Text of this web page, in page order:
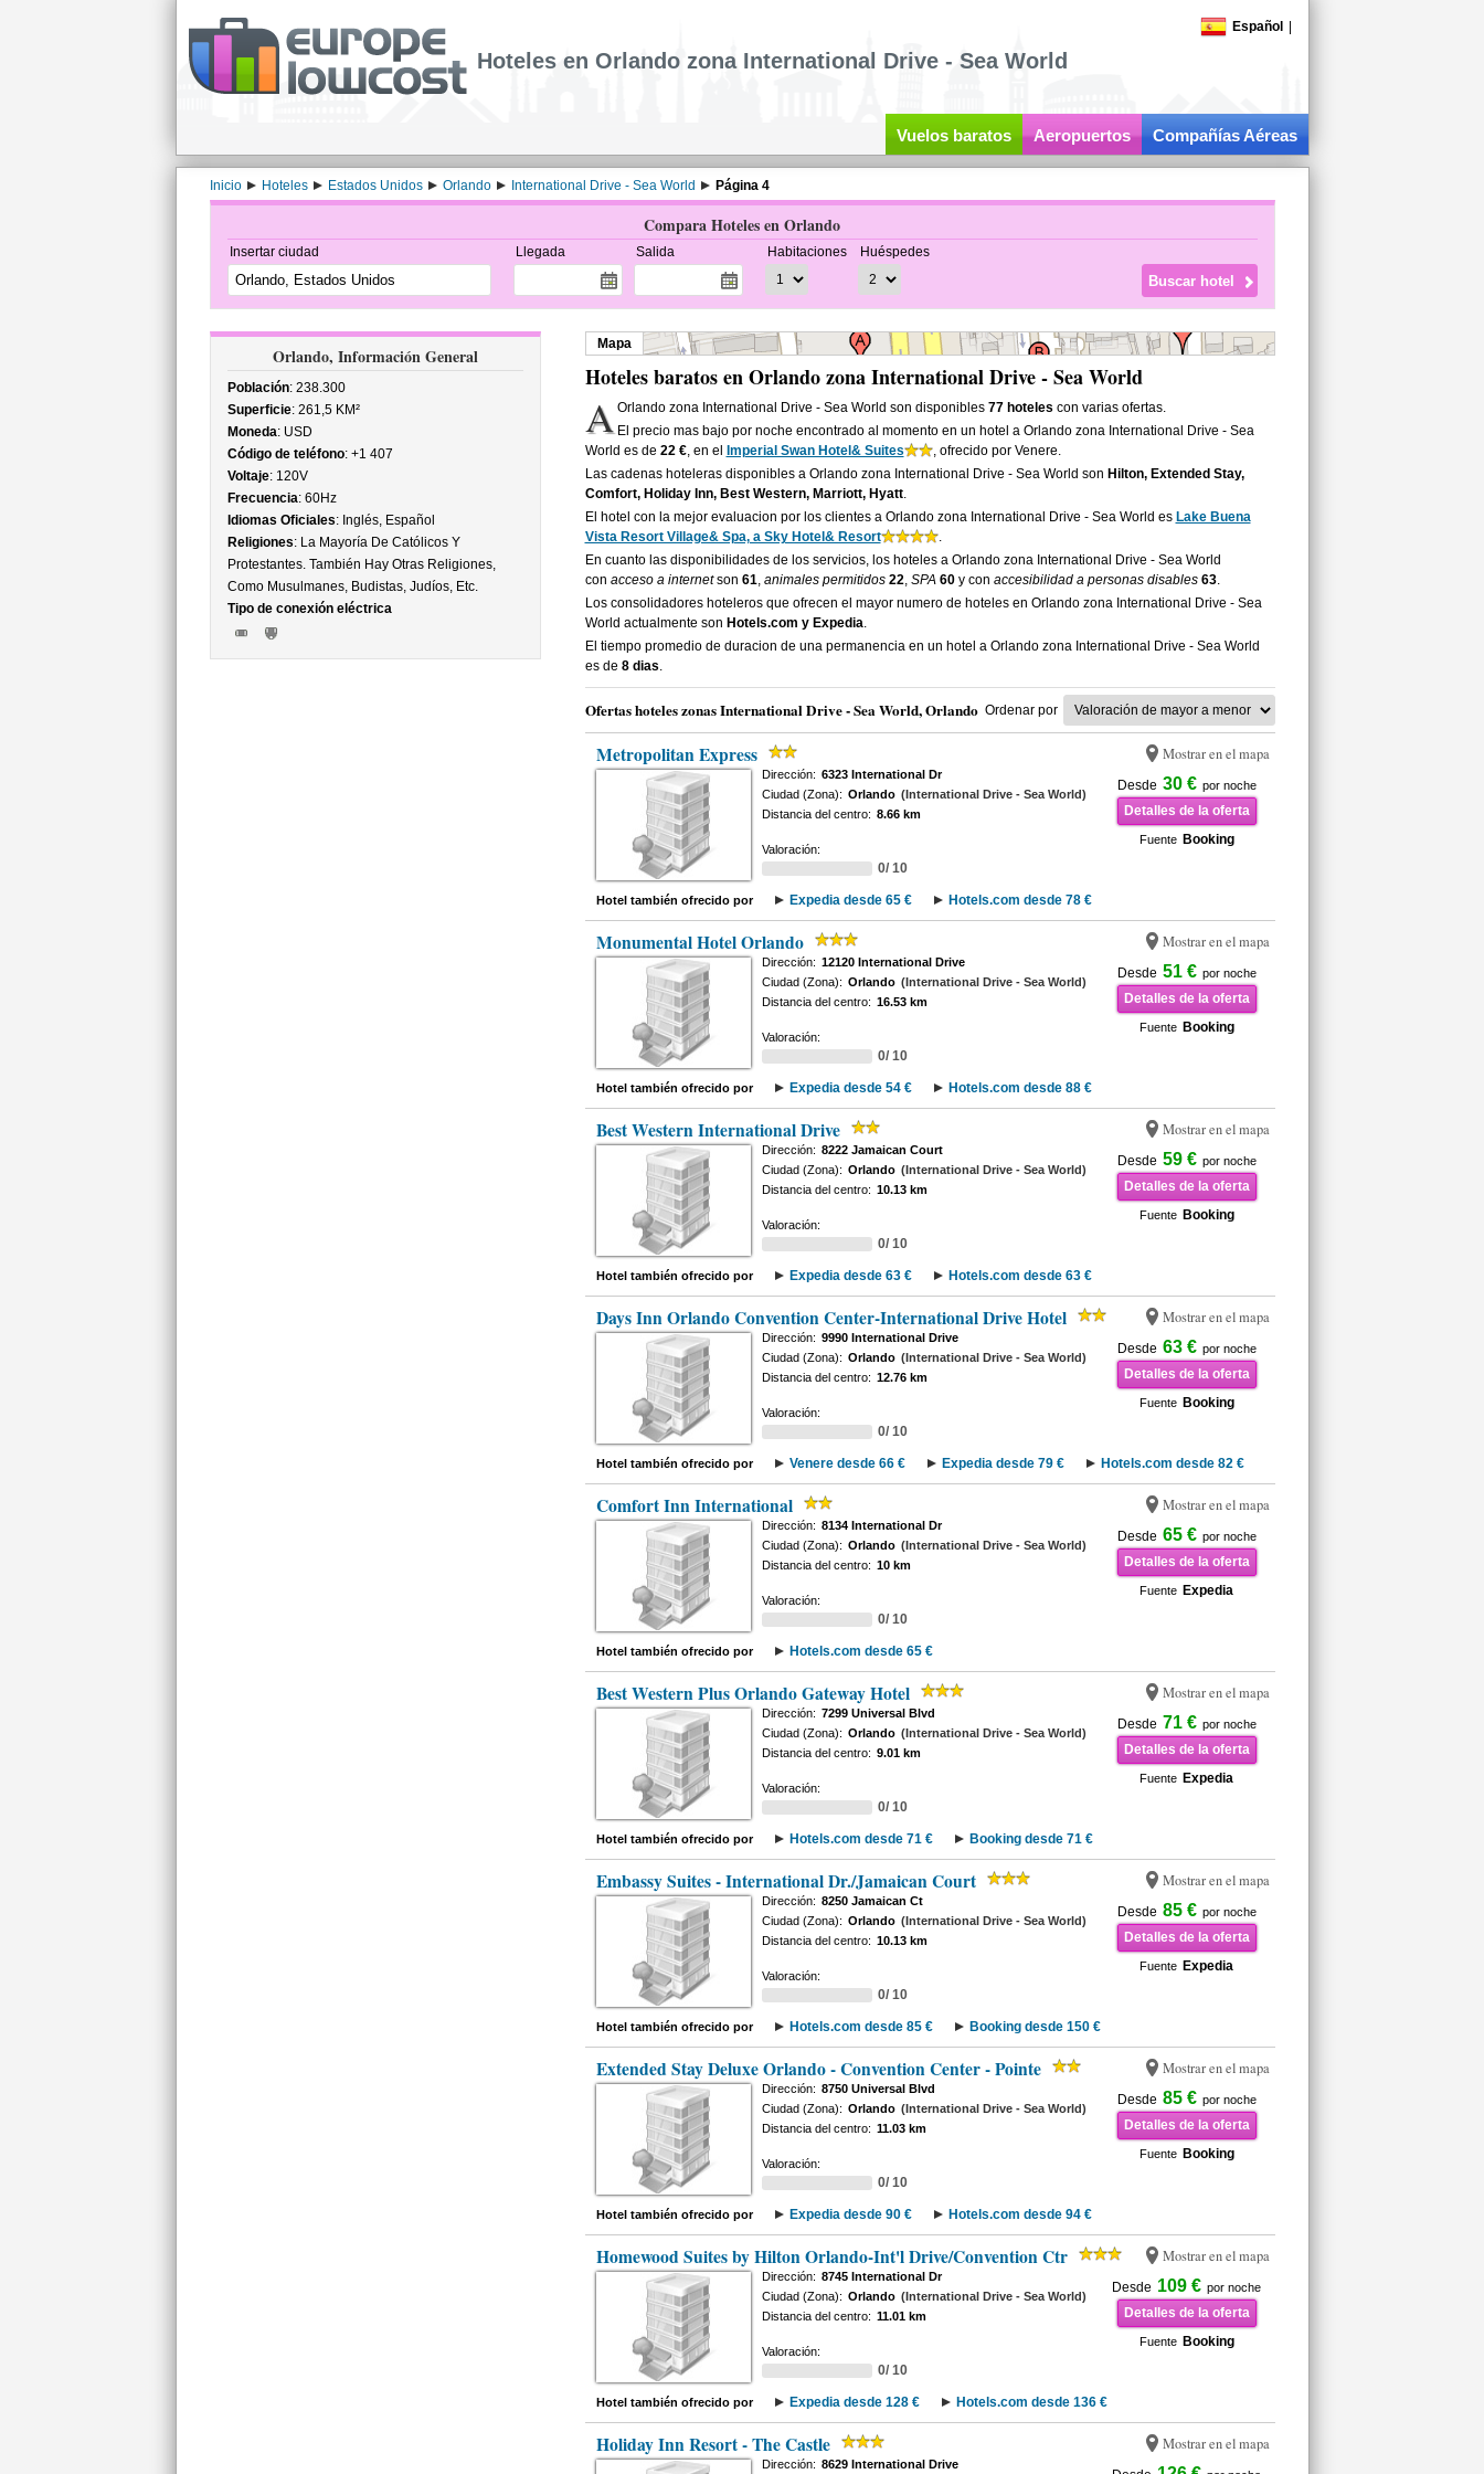
Español
Hoteles en Orlando zona International Drive - Sea World
Vuelos baratos Aeropuertos Compañías Aéreas
Inicio Hoteles Estados Unidos Orlando International Drive - Sea World Página 4
Compara Hoteles en Orlando
Insertar ciudad Llegada Salida Habitaciones Huéspedes
Orlando, Información General
Población: 238.300
Superficie: 261,5 KM²
Moneda: USD
Código de teléfono: +1 407
Voltaje: 120V
Frecuencia: 60Hz
Idiomas Oficiales: Inglés, Español
Religiones: La Mayoría De Católicos Y
Protestantes. También Hay Otras Religiones,
Como Musulmanes, Budistas, Judíos, Etc.
Tipo de conexión eléctrica
Mapa
Hoteles baratos en Orlando zona International Drive - Sea World
A Orlando zona International Drive - Sea World son disponibles77 hoteles con varias ofertas.
El precio mas bajo por noche encontrado al momento en un hotel a Orlando zona International Drive - Sea
World es de 22 €, en el Imperial Swan Hotel& Suites
, ofrecido por Venere.
Las cadenas hoteleras disponibles a Orlando zona International Drive - Sea World son Hilton, Extended Stay,
Comfort, Holiday Inn, Best Western, Marriott, Hyatt.
El hotel con la mejor evaluacion por los clientes a Orlando zona International Drive - Sea World es Lake Buena
Vista Resort Village& Spa, a Sky Hotel& Resort
.
En cuanto las disponibilidades de los servicios, los hoteles a Orlando zona International Drive - Sea World
con acceso a internetson 61, animales permitidos 22, SPA 60y con accesibilidad a personas disables 63.
Los consolidadores hoteleros que ofrecen el mayor numero de hoteles en Orlando zona International Drive - Sea
World actualmente son Hotels.com y Expedia.
El tiempo promedio de duracion de una permanencia en un hotel a Orlando zona International Drive - Sea World
es de 8 dias.
Ofertas hoteles zonas International Drive - Sea World, Orlando Ordenar por
Metropolitan Express Mostrar en el mapa
Desde 30 € por noche
Detalles de la oferta
Fuente Booking
Dirección: 6323 International Dr
Ciudad (Zona): Orlando (International Drive - Sea World)
Distancia del centro: 8.66 km
Valoración:
0/ 10
Hotel también ofrecido por Expedia desde 65 € Hotels.com desde 78 €
Monumental Hotel Orlando Mostrar en el mapa
Desde 51 € por noche
Detalles de la oferta
Fuente Booking
Dirección: 12120 International Drive
Ciudad (Zona): Orlando (International Drive - Sea World)
Distancia del centro: 16.53 km
Valoración:
0/ 10
Hotel también ofrecido por Expedia desde 54 € Hotels.com desde 88 €
Best Western International Drive Mostrar en el mapa
Desde 59 € por noche
Detalles de la oferta
Fuente Booking
Dirección: 8222 Jamaican Court
Ciudad (Zona): Orlando (International Drive - Sea World)
Distancia del centro: 10.13 km
Valoración:
0/ 10
Hotel también ofrecido por Expedia desde 63 € Hotels.com desde 63 €
Days Inn Orlando Convention Center-International Drive Hotel Mostrar en el mapa
Desde 63 € por noche
Detalles de la oferta
Fuente Booking
Dirección: 9990 International Drive
Ciudad (Zona): Orlando (International Drive - Sea World)
Distancia del centro: 12.76 km
Valoración:
0/ 10
Hotel también ofrecido por Venere desde 66 € Expedia desde 79 € Hotels.com desde 82 €
Comfort Inn International Mostrar en el mapa
Desde 65 € por noche
Detalles de la oferta
Fuente Expedia
Dirección: 8134 International Dr
Ciudad (Zona): Orlando (International Drive - Sea World)
Distancia del centro: 10 km
Valoración:
0/ 10
Hotel también ofrecido por Hotels.com desde 65 €
Best Western Plus Orlando Gateway Hotel Mostrar en el mapa
Desde 71 € por noche
Detalles de la oferta
Fuente Expedia
Dirección: 7299 Universal Blvd
Ciudad (Zona): Orlando (International Drive - Sea World)
Distancia del centro: 9.01 km
Valoración:
0/ 10
Hotel también ofrecido por Hotels.com desde 71 € Booking desde 71 €
Embassy Suites - International Dr./Jamaican Court Mostrar en el mapa
Desde 85 € por noche
Detalles de la oferta
Fuente Expedia
Dirección: 8250 Jamaican Ct
Ciudad (Zona): Orlando (International Drive - Sea World)
Distancia del centro: 10.13 km
Valoración:
0/ 10
Hotel también ofrecido por Hotels.com desde 85 € Booking desde 150 €
Extended Stay Deluxe Orlando - Convention Center - Pointe Mostrar en el mapa
Desde 85 € por noche
Detalles de la oferta
Fuente Booking
Dirección: 8750 Universal Blvd
Ciudad (Zona): Orlando (International Drive - Sea World)
Distancia del centro: 11.03 km
Valoración:
0/ 10
Hotel también ofrecido por Expedia desde 90 € Hotels.com desde 94 €
Homewood Suites by Hilton Orlando-Int'l Drive/Convention Ctr Mostrar en el mapa
Desde 109 € por noche
Detalles de la oferta
Fuente Booking
Dirección: 8745 International Dr
Ciudad (Zona): Orlando (International Drive - Sea World)
Distancia del centro: 11.01 km
Valoración:
0/ 10
Hotel también ofrecido por Expedia desde 128 € Hotels.com desde 136 €
Holiday Inn Resort - The Castle Mostrar en el mapa
Dirección: 8629 International Drive